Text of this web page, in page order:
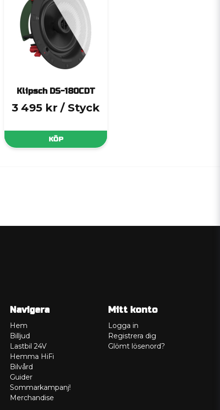
Klipsch DS-180CDT
3 495 kr / Styck
KÖP
Navigera
Hem
Billjud
Lastbil 24V
Hemma HiFi
Bilvård
Guider
Sommarkampanj!
Merchandise
Mitt konto
Logga in
Registrera dig
Glömt lösenord?